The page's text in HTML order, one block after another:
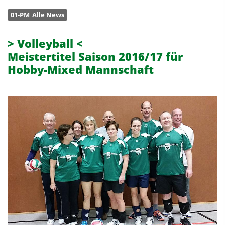
01-PM_Alle News
> Volleyball <
Meistertitel Saison 2016/17 für
Hobby-Mixed Mannschaft